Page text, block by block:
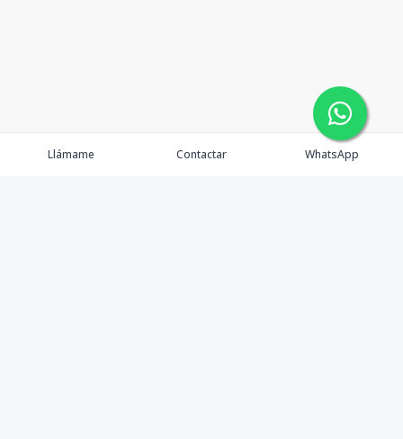
Llámame Contactar WhatsApp